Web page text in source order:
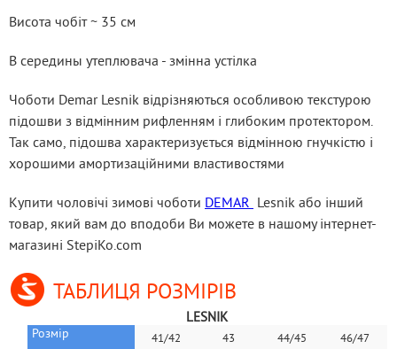
Висота чобіт ~ 35 см
В середины утеплювача - змінна устілка
Чоботи Demar Lesnik відрізняються особливою текстурою
підошви з відмінним рифленням і глибоким протектором.
Так само, підошва характеризується відмінною гнучкістю і
хорошими амортизаційними властивостями
Купити чоловічі зимові чоботи DEMAR Lesnik або інший
товар, який вам до вподоби Ви можете в нашому інтернет-
магазині StepiKo.com
ТАБЛИЦЯ РОЗМІРІВ
LESNIK
Розмір 41/42 43 44/45 46/47